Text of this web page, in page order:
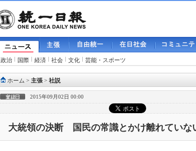
政治 国際 経済 社会 文化 芸能・スポーツ
ホーム > 主張> 社説
2015年09月02日 00:00
大統領の決断 国民の常識とかけ離れていな